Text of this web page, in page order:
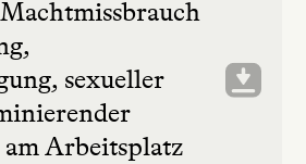
sexueller
am Arbeitsplatz